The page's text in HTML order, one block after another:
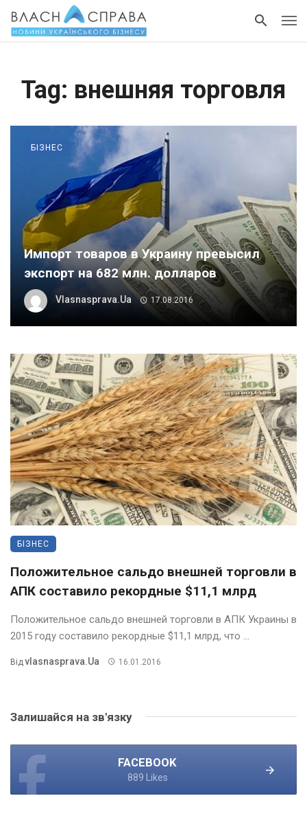
Tag: внешняя торговля
Импорт товаров в Украину превысил
экспорт на 682 млн. долларов
Vlasnasprava.ua 17.08.2016
БІЗНЕС
БІЗНЕС
Положительное сальдо внешней торговли в
АПК составило рекордные $11,1 млрд
Положительное сальдо внешней торговли в АПК Украины в
2015 году составило рекордные $11,1 млрд, что ...
Від Vlasnasprava.ua 16.01.2016
Залишайся на зв'язку
FACEBOOK
889 Likes